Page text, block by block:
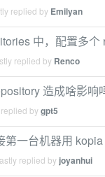
replied by Emilyan
中，配置多
replied by Renco
造成啥影响
bygpt5
一台机器用 kopia
replied by joyanhui